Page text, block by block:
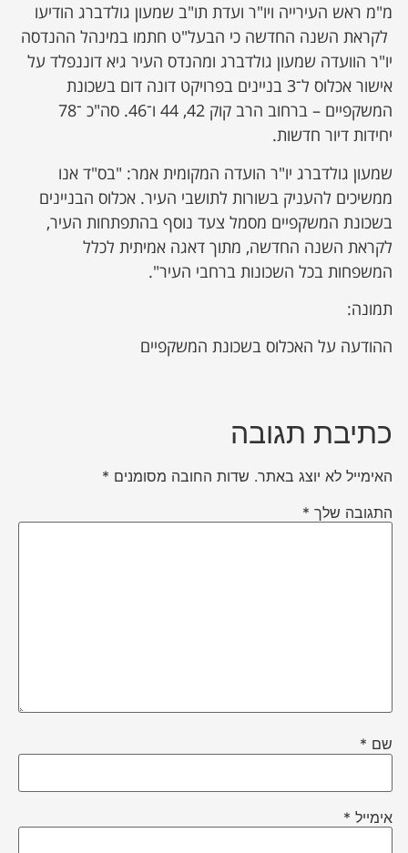
מ"מ ראש העירייה ויו"ר ועדת תו"ב שמעון גולדברג הודיעו
לקראת השנה החדשה כי הבעל"ט חתמו במינהל ההנדסה
יו"ר הוועדה שמעון גולדברג ומהנדס העיר גיא דוננפלד על
אישור אכלוס ל־3 בניינים בפרויקט דונה דום בשכונת
המשקפיים – ברחוב הרב קוק 42, 44 ו־46. סה"כ ־78
יחידות דיור חדשות.
שמעון גולדברג יו"ר הועדה המקומית אמר: "בס"ד אנו
ממשיכים להעניק בשורות לתושבי העיר. אכלוס הבניינים
בשכונת המשקפיים מסמל צעד נוסף בהתפתחות העיר,
לקראת השנה החדשה, מתוך דאגה אמיתית לכלל
המשפחות בכל השכונות ברחבי העיר".
תמונה:
ההודעה על האכלוס בשכונת המשקפיים
כתיבת תגובה
האימייל לא יוצג באתר. שדות החובה מסומנים *
התגובה שלך *
שם *
אימייל *